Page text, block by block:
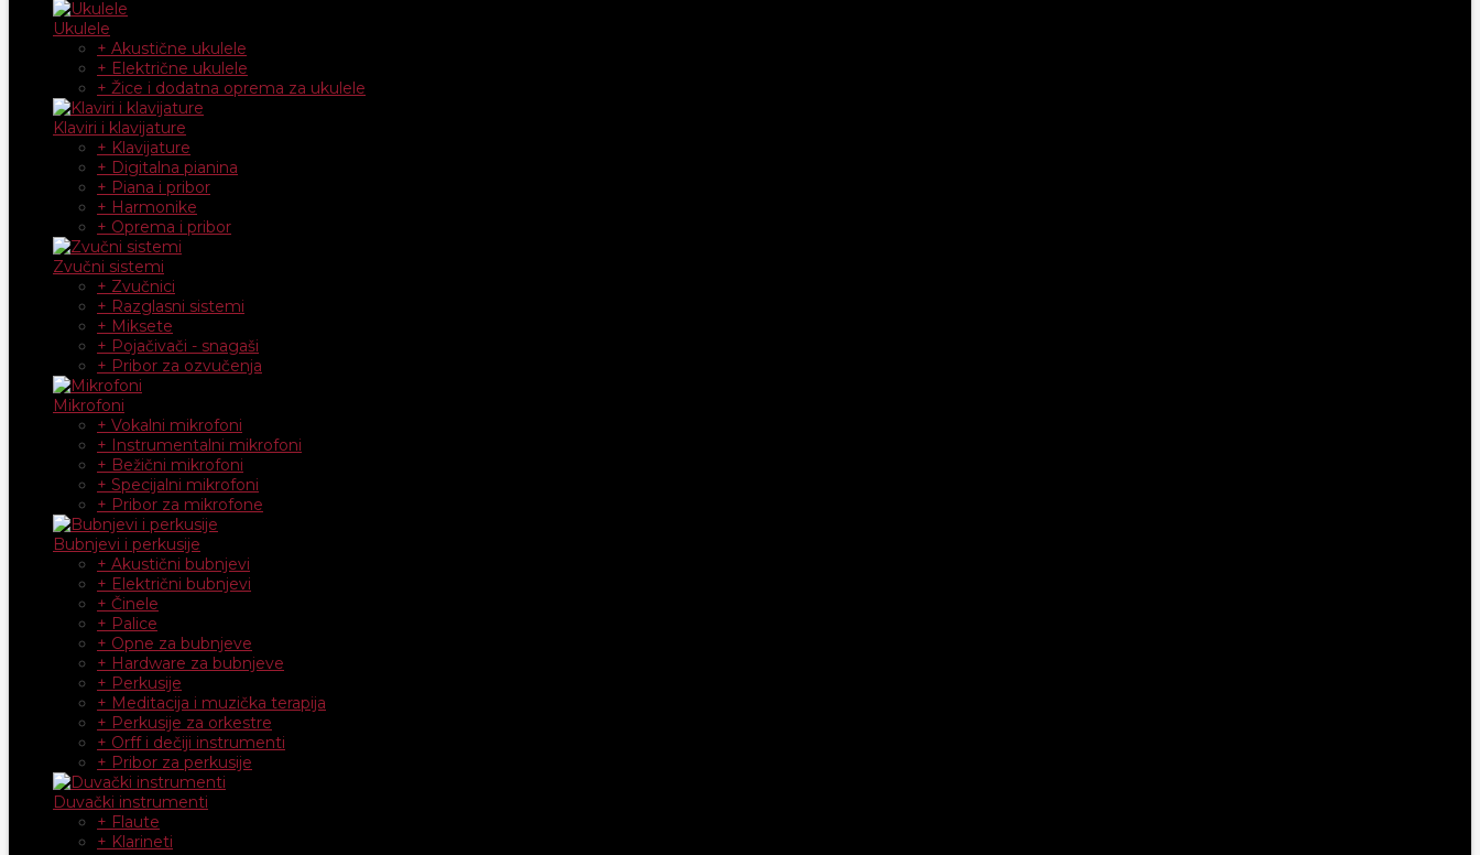
Ukulele
+ Akustične ukulele
+ Električne ukulele
+ Žice i dodatna oprema za ukulele
Klaviri i klavijature
+ Klavijature
+ Digitalna pianina
+ Piana i pribor
+ Harmonike
+ Oprema i pribor
Zvučni sistemi
+ Zvučnici
+ Razglasni sistemi
+ Miksete
+ Pojačivači - snagaši
+ Pribor za ozvučenja
Mikrofoni
+ Vokalni mikrofoni
+ Instrumentalni mikrofoni
+ Bežični mikrofoni
+ Specijalni mikrofoni
+ Pribor za mikrofone
Bubnjevi i perkusije
+ Akustični bubnjevi
+ Električni bubnjevi
+ Činele
+ Palice
+ Opne za bubnjeve
+ Hardware za bubnjeve
+ Perkusije
+ Meditacija i muzička terapija
+ Perkusije za orkestre
+ Orff i dečiji instrumenti
+ Pribor za perkusije
Duvački instrumenti
+ Flaute
+ Klarineti